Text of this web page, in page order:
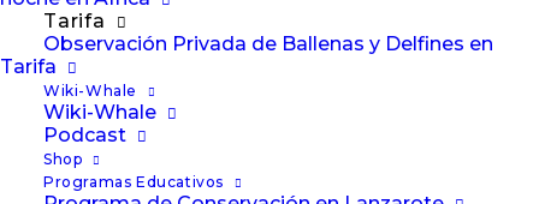
Tarifa
Observación Privada de Ballenas y Delfines en
Tarifa
Wiki-Whale
Wiki-Whale
Podcast
Shop
Programas Educativos
by Lisa Jewell